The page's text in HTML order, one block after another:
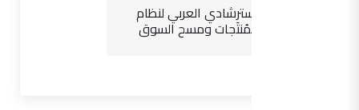
الدليل الاسترشادي العربي لنظام
سلامة المُنتَجات ومسح السوق